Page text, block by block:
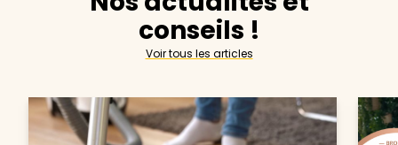
conseils !
Voir tous les articles